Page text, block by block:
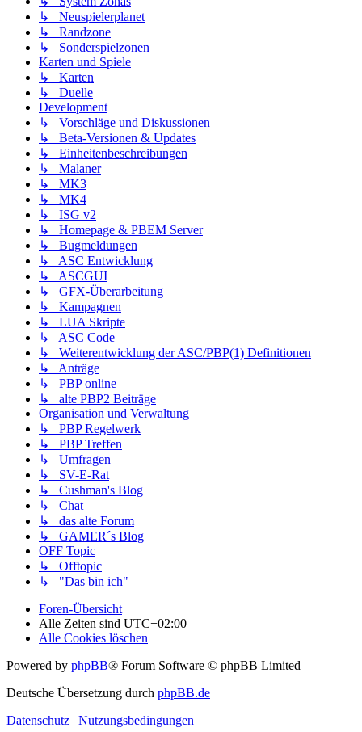
↳ Neuspielerplanet
↳ Randzone
↳ Sonderspielzonen
Karten und Spiele
↳ Karten
↳ Duelle
Development
↳ Vorschläge und Diskussionen
↳ Beta-Versionen & Updates
↳ Einheitenbeschreibungen
↳ Malaner
↳ MK3
↳ MK4
↳ ISG v2
↳ Homepage & PBEM Server
↳ Bugmeldungen
↳ ASC Entwicklung
↳ ASCGUI
↳ GFX-Überarbeitung
↳ Kampagnen
↳ LUA Skripte
↳ ASC Code
↳ Weiterentwicklung der ASC/PBP(1) Definitionen
↳ Anträge
↳ PBP online
↳ alte PBP2 Beiträge
Organisation und Verwaltung
↳ PBP Regelwerk
↳ PBP Treffen
↳ Umfragen
↳ SV-E-Rat
↳ Cushman's Blog
↳ Chat
↳ das alte Forum
↳ GAMER´s Blog
OFF Topic
↳ Offtopic
↳ "Das bin ich"
Foren-Übersicht
Alle Zeiten sind UTC+02:00
Alle Cookies löschen
Powered by phpBB® Forum Software © phpBB Limited
Deutsche Übersetzung durch phpBB.de
Datenschutz | Nutzungsbedingungen